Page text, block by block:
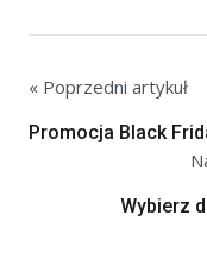
« Poprzedni artykuł
Promocja Black
Wybierz